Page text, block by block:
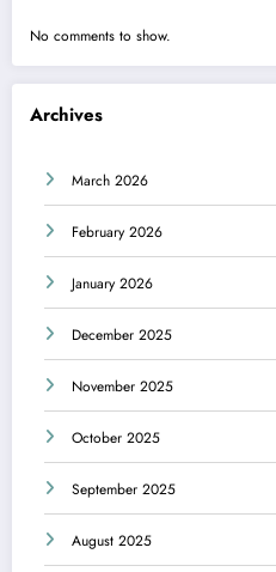
No comments to show.
Archives
March 2026
February 2026
January 2026
December 2025
November 2025
October 2025
September 2025
August 2025